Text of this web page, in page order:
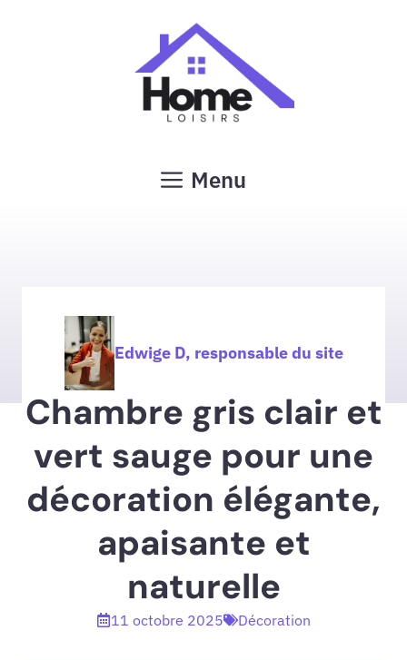
Menu
Edwige D, responsable du site
Chambre gris clair et
vert sauge pour une
décoration élégante,
apaisante et
naturelle
11 octobre 2025 Décoration